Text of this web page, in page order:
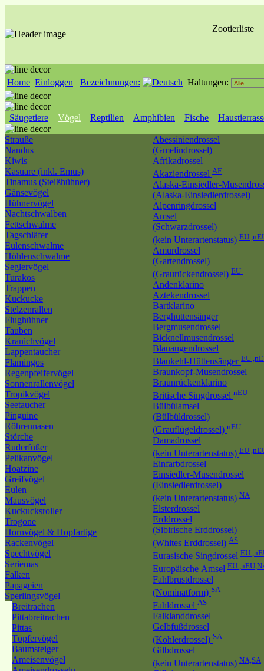
Zootierliste
Home Einloggen Bezeichnungen: Haltungen:
Säugetiere Vögel Reptilien Amphibien Fische
Strauße
Nandus
Kiwis
Kasuare (inkl. Emus)
Tinamus (Steißhühner)
Gänsevögel
Hühnervögel
Nachtschwalben
Fettschwalme
Tagschläfer
Eulenschwalme
Höhlenschwalme
Seglervögel
Turakos
Trappen
Kuckucke
Stelzenrallen
Flughühner
Tauben
Kranichvögel
Lappentaucher
Flamingos
Regenpfeifervögel
Sonnenrallenvögel
Tropikvögel
Seetaucher
Pinguine
Röhrennasen
Störche
Ruderfüßer
Pelikanvögel
Hoatzine
Greifvögel
Eulen
Mausvögel
Kuckucksroller
Trogone
Hornvögel & Hopfartige
Rackenvögel
Spechtvögel
Seriemas
Falken
Papageien
Sperlingsvögel
Breitrachen
Pittabreitrachen
Pittas
Töpfervögel
Baumsteiger
Ameisenvögel
Abessiniendrossel
(Gmelindrossel)
Afrikadrossel
Akaziendrossel AF
Alaska-Einsiedler-
(Alaska-Einsiedlerdrossel)
Alpenringdrossel
Amsel
(Schwarzdrossel)
(kein Unterartenstatus) EU
Amurdrossel
(Gartendrossel)
(Graurückendrossel) EU
Andenklarino
Aztekendrossel
Bartklarino
Berghüttensänger
Bergmusendrossel
Bicknellmusendrossel
Blauaugendrossel
Blaukehl-Hüttensänger EU
Braunkopf-Musendrossel
Braunrückenklarino
Britische Singdrossel nEU
Bülbülamsel
(Bülbüldrossel)
(Grauflügeldrossel) nEU
Damadrossel
(kein Unterartenstatus) EU
Einfarbdrossel
Einsiedler-Musendrossel
(Einsiedlerdrossel)
(kein Unterartenstatus) NA
Elsterdrossel
Erddrossel
(Sibirische Erddrossel)
(Whites Erddrossel) AS
Eurasische Singdrossel EU
Europäische Amsel EU
Fahlbrustdrossel
(Nominatform) SA
Fahldrossel AS
Falklanddrossel
Gelbfußdrossel
(Köhlerdrossel) SA
Gilbdrossel
(kein Unterartenstatus) NA,SA